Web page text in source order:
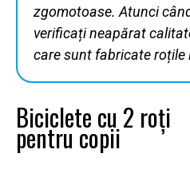
zgomotoase. Atunci
verificați neapărat
care sunt fabricate roțile
Biciclete cu 2 roți
pentru copii